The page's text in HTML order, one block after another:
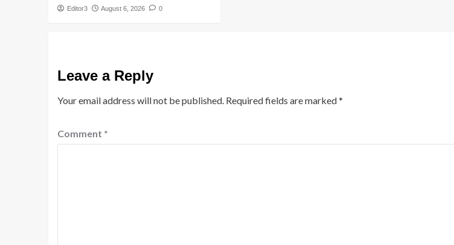
Editor3 August 6, 2026 0
Leave a Reply
Your email address will not be published. Required fields are marked*
Comment *